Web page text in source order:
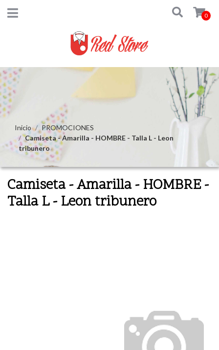
0
Inicio
PROMOCIONES
Camiseta - Amarilla - HOMBRE - Talla L - Leon
tribunero
Camiseta - Amarilla - HOMBRE -
Talla L - Leon tribunero